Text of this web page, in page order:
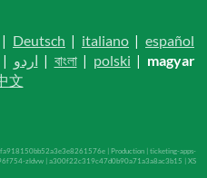
| Deutsch | italiano | español
اردو | বাংলা| polski | magyar
文
| Production | ticketing-apps-
zldvw | a300f22c319c47d0b90a71a3a8ac3b15 | XS